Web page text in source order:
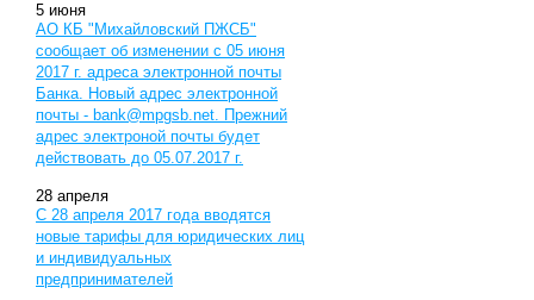
5 июня
АО КБ "Михайловский ПЖСБ"
сообщает об изменении с 05 июня
2017 г. адреса электронной почты
Банка. Новый адрес электронной
почты - bank@mpgsb.net. Прежний
адрес электроной почты будет
действовать до 05.07.2017 г.
28 апреля
С 28 апреля 2017 года вводятся
новые тарифы для юридических лиц
и индивидуальных
предпринимателей